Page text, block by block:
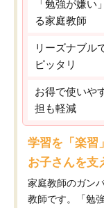
「勉強が嫌
る家庭教師
リーズナブル
ピッタリ
お得で使いや
担も軽減
学習を「楽習
お子さんを支
家庭教師のガン
教師です。「勉